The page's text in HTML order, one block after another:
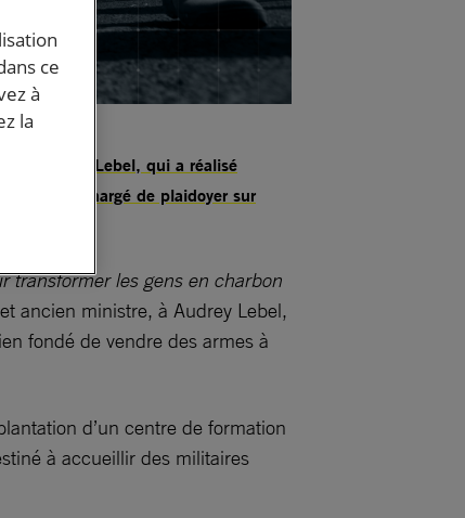
Audrey Lebel, qui a réalisé
Elluin, chargé de plaidoyer sur
transformer les gens en charbon
ancien ministre, à Audrey Lebel,
fondé de vendre des armes à
d’un centre de formation
à accueillir des militaires
ce
à
la